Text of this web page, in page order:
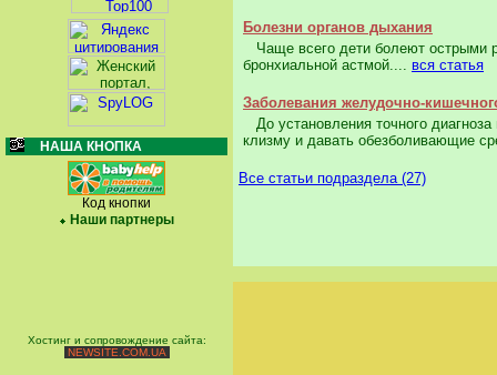
НАША КНОПКА
Код кнопки
Наши партнеры
Болезни органов дыхания
Чаще всего дети болеют острыми
бронхиальной астмой.... вся статья
Заболевания желудочно-
До установления точного
клизму и давать обезболивающие
Все статьи подраздела (27)
Хостинг и сопровождение сайта:
NEWSITE.COM.UA